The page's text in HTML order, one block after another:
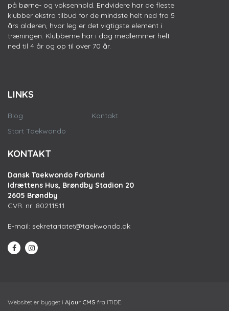
på børne- og voksenhold. Endvidere har de fleste
klubber ekstra tilbud for de mindste helt ned fra 5
års alderen, hvor leg er det vigtigste element i
træningen. Klubberne har i dag medlemmer helt
ned til 4 år og op til over 70 år.
LINKS
Blog
Start Taekwondo
Kontakt
KONTAKT
Dansk Taekwondo Forbund
Idrættens Hus, Brøndby Stadion 20
2605 Brøndby
CVR. nr: 80211511
E-mail: sekretariatet@taekwondo.dk
Websitet er bygget i Ajour CMS fra ITIDE